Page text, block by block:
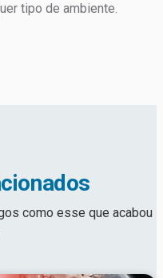
tipo de ambiente.
como esse que acabou